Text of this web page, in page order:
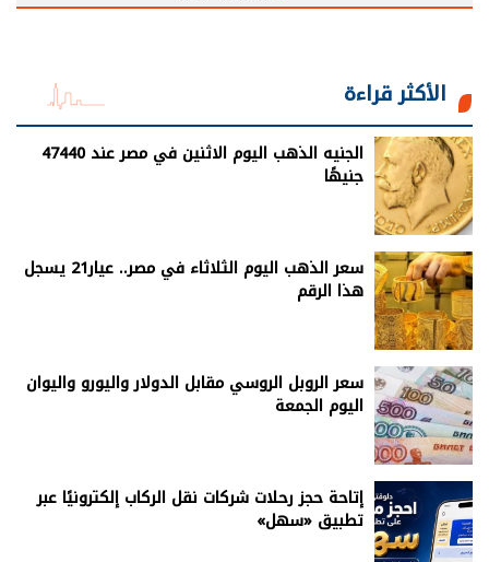
الأكثر قراءة
الجنيه الذهب اليوم الاثنين في مصر عند 47440
جنيهًا
سعر الذهب اليوم الثلاثاء في مصر.. عيار21 يسجل
هذا الرقم
سعر الروبل الروسي مقابل الدولار واليورو واليوان
اليوم الجمعة
إتاحة حجز رحلات شركات نقل الركاب إلكترونيًا عبر
تطبيق «سهل»